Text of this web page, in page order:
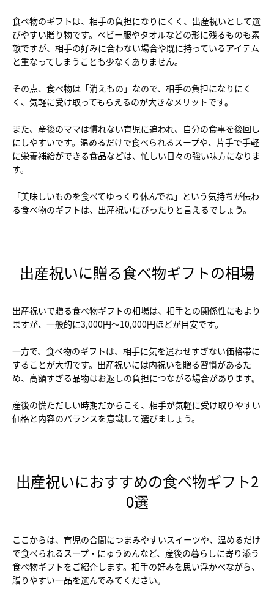
食べ物のギフトは、相手の負担になりにくく、出産祝いとして選
びやすい贈り物です。ベビー服やタオルなどの形に残るものも素
敵ですが、相手の好みに合わない場合や既に持っているアイテム
と重なってしまうことも少なくありません。
その点、食べ物は「消えもの」なので、相手の負担になりにく
く、気軽に受け取ってもらえるのが大きなメリットです。
また、産後のママは慣れない育児に追われ、自分の食事を後回し
にしやすいです。温めるだけで食べられるスープや、片手で手軽
に栄養補給ができる食品などは、忙しい日々の強い味方になりま
す。
「美味しいものを食べてゆっくり休んでね」という気持ちが伝わ
る食べ物のギフトは、出産祝いにぴったりと言えるでしょう。
出産祝いに贈る食べ物ギフトの相場
出産祝いで贈る食べ物ギフトの相場は、相手との関係性にもより
ますが、一般的に3,000円～10,000円ほどが目安です。
一方で、食べ物のギフトは、相手に気を遣わせすぎない価格帯に
することが大切です。出産祝いには内祝いを贈る習慣があるた
め、高額すぎる品物はお返しの負担につながる場合があります。
産後の慌ただしい時期だからこそ、相手が気軽に受け取りやすい
価格と内容のバランスを意識して選びましょう。
出産祝いにおすすめの食べ物ギフト2
0選
ここからは、育児の合間につまみやすいスイーツや、温めるだけ
で食べられるスープ・にゅうめんなど、産後の暮らしに寄り添う
食べ物ギフトをご紹介します。相手の好みを思い浮かべながら、
贈りやすい一品を選んでみてください。